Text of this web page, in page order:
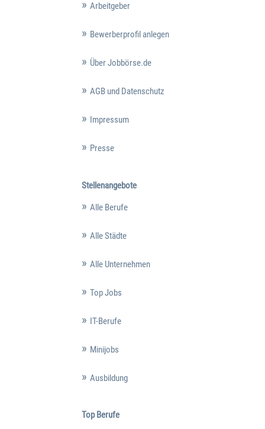
Arbeitgeber
Bewerberprofil anlegen
Über Jobbörse.de
AGB und Datenschutz
Impressum
Presse
Stellenangebote
Alle Berufe
Alle Städte
Alle Unternehmen
Top Jobs
IT-Berufe
Minijobs
Ausbildung
Top Berufe